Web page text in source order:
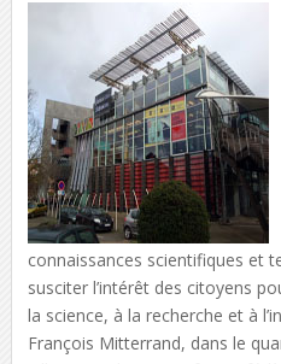
connaissances scientifiques et
susciter l’intérêt des citoyens
la science, à la recherche et à
François Mitterrand, dans le